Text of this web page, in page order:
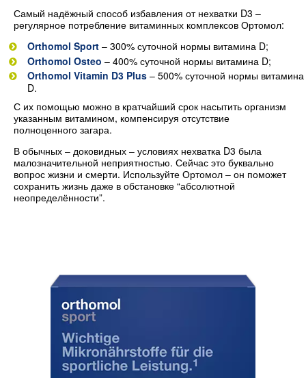
Самый надёжный способ избавления от нехватки D3 –
регулярное потребление витаминных комплексов Ортомол:
Orthomol Sport – 300% суточной нормы витамина D;
Orthomol Osteo – 400% суточной нормы витамина D;
Orthomol Vitamin D3 Plus – 500% суточной нормы витамина
D.
С их помощью можно в кратчайший срок насытить организм
указанным витамином, компенсируя отсутствие
полноценного загара.
В обычных – доковидных – условиях нехватка D3 была
малозначительной неприятностью. Сейчас это буквально
вопрос жизни и смерти. Используйте Ортомол – он поможет
сохранить жизнь даже в обстановке “абсолютной
неопределённости”.